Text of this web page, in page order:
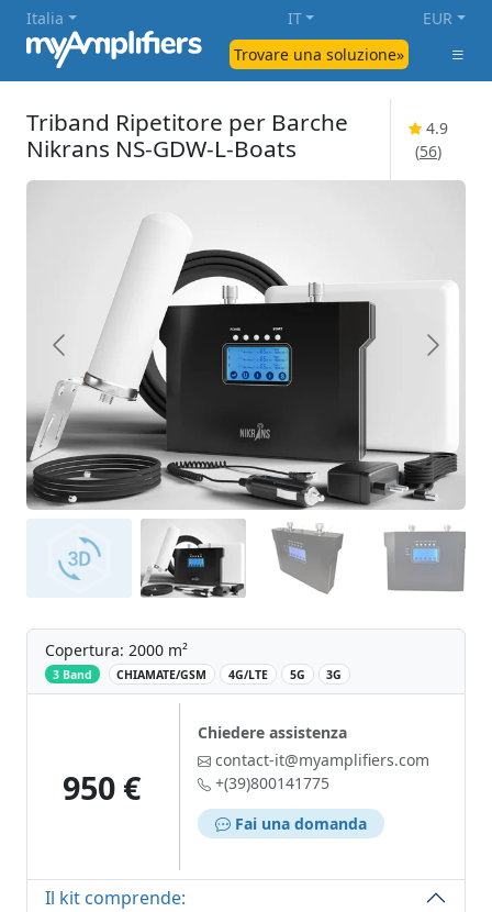
Trovare una soluzione»
Italia IT EUR
Triband Ripetitore per Barche
Nikrans NS-GDW-L-Boats
4.9
(56)
Copertura: 2000 m²
3 Band ‌ CHIAMATE/GSM 4G/LTE 5G 3G
950 €
Chiedere assistenza
contact-it@myamplifiers.com
+(39)800141775
Fai una domanda
Il kit comprende: